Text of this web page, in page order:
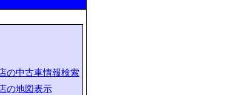
の中古車情報検索
の地図表示